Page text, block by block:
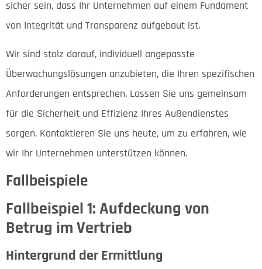
sicher sein, dass Ihr Unternehmen auf einem Fundament
von Integrität und Transparenz aufgebaut ist.
Wir sind stolz darauf, individuell angepasste
Überwachungslösungen anzubieten, die Ihren spezifischen
Anforderungen entsprechen. Lassen Sie uns gemeinsam
für die Sicherheit und Effizienz Ihres Außendienstes
sorgen. Kontaktieren Sie uns heute, um zu erfahren, wie
wir Ihr Unternehmen unterstützen können.
Fallbeispiele
Fallbeispiel 1: Aufdeckung von
Betrug im Vertrieb
Hintergrund der Ermittlung